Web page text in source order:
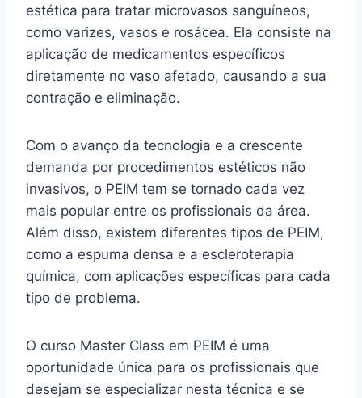
estética para tratar microvasos sanguíneos,
como varizes, vasos e rosácea. Ela consiste na
aplicação de medicamentos específicos
diretamente no vaso afetado, causando a sua
contração e eliminação.
Com o avanço da tecnologia e a crescente
demanda por procedimentos estéticos não
invasivos, o PEIM tem se tornado cada vez
mais popular entre os profissionais da área.
Além disso, existem diferentes tipos de PEIM,
como a espuma densa e a escleroterapia
química, com aplicações específicas para cada
tipo de problema.
O curso Master Class em PEIM é uma
oportunidade única para os profissionais que
desejam se especializar nesta técnica e se